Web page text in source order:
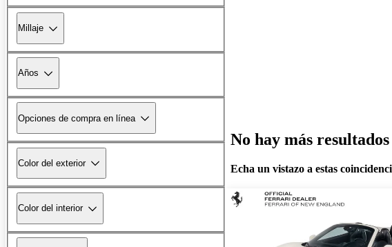
Millaje
Años
Opciones de compra en línea
Color del exterior
Color del interior
No hay más
Echa un vistazo a estas